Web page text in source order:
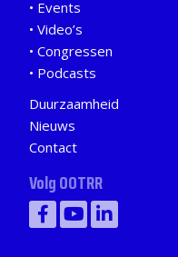
Volg OOTRR
Events
Video’s
Congressen
Podcasts
Duurzaamheid
Nieuws
Contact